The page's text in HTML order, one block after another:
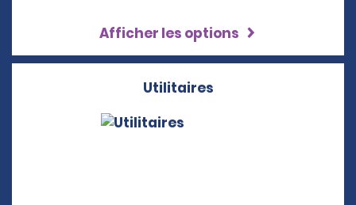
Afficher les options
Utilitaires